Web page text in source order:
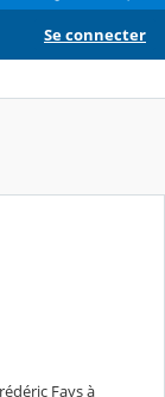
Se connecter
Fays à